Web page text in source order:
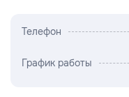
Телефон
График работы